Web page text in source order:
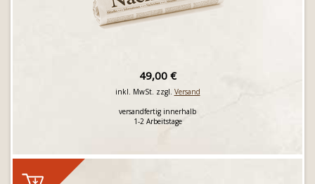
49,00 €
inkl. MwSt. zzgl. Versand
versandfertig innerhalb
1-2 Arbeitstage